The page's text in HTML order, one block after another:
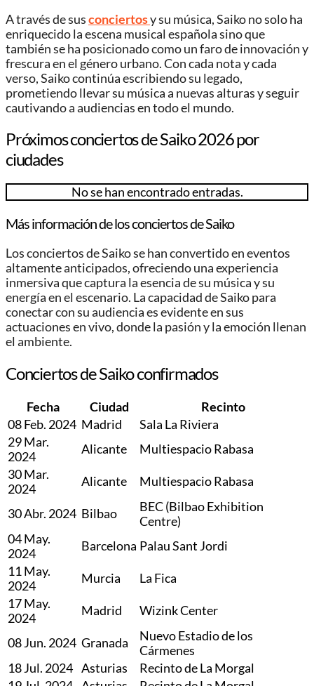
A través de susconciertosy su música, Saiko no solo ha
enriquecido la escena musical española sino que
también se ha posicionado como un faro de innovación y
frescura en el género urbano. Con cada nota y cada
verso, Saiko continúa escribiendo su legado,
prometiendo llevar su música a nuevas alturas y seguir
cautivando a audiencias en todo el mundo.
Próximos conciertos de Saiko 2026 por
ciudades
No se han encontrado entradas.
Más información de los conciertos de Saiko
Los conciertos de Saiko se han convertido en eventos
altamente anticipados, ofreciendo una experiencia
inmersiva que captura la esencia de su música y su
energía en el escenario. La capacidad de Saiko para
conectar con su audiencia es evidente en sus
actuaciones en vivo, donde la pasión y la emoción llenan
el ambiente.
Conciertos de Saiko confirmados
Fecha Ciudad
Recinto
08 Feb. 2024 Madrid
Sala La Riviera
29 Mar.
2024
Alicante
Multiespacio Rabasa
30 Mar.
2024
Alicante Multiespacio Rabasa
30 Abr. 2024 Bilbao
BEC (Bilbao Exhibition
Centre)
04 May.
2024
Barcelona Palau Sant Jordi
11 May.
2024
Murcia
La Fica
17 May.
2024
Madrid Wizink Center
08 Jun. 2024 Granada
Nuevo Estadio de los
Cármenes
18 Jul. 2024 Asturias
Recinto de La Morgal